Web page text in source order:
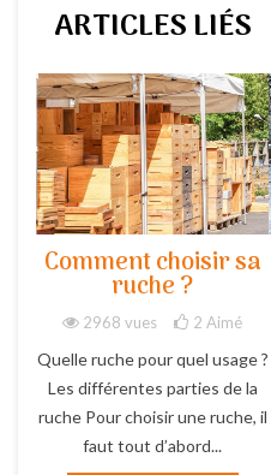
ARTICLES LIÉS
Comment choisir sa
ruche ?
2968 vues 2 Aimé
Quelle ruche pour quel usage ?
Les différentes parties de la
ruche Pour choisir une ruche, il
faut tout d’abord...